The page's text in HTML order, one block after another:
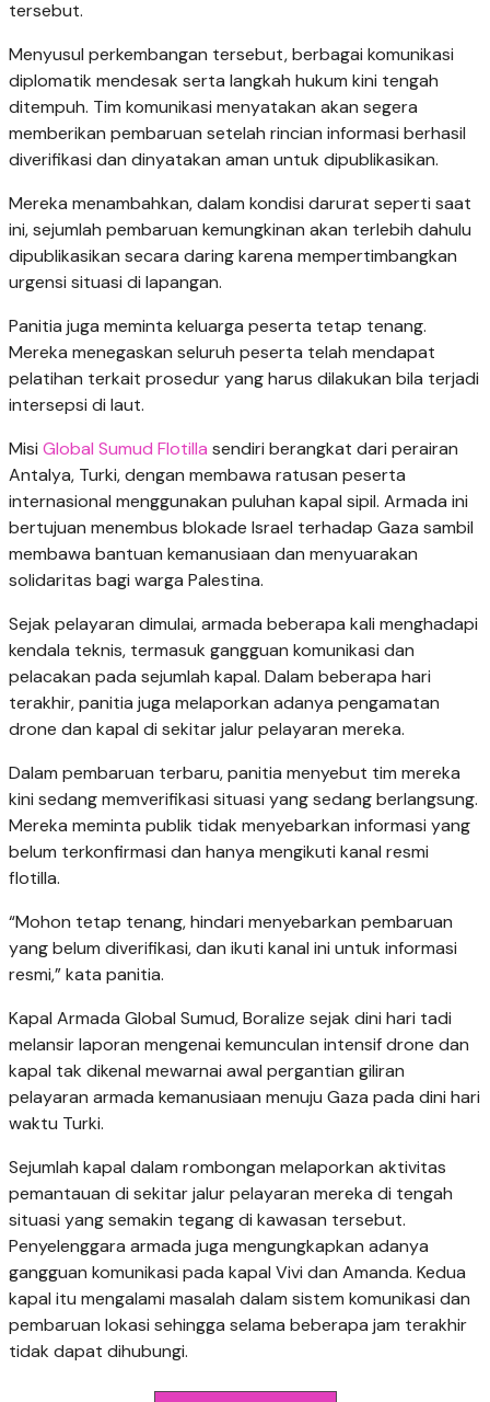
tersebut.
Menyusul perkembangan tersebut, berbagai komunikasi
diplomatik mendesak serta langkah hukum kini tengah
ditempuh. Tim komunikasi menyatakan akan segera
memberikan pembaruan setelah rincian informasi berhasil
diverifikasi dan dinyatakan aman untuk dipublikasikan.
Mereka menambahkan, dalam kondisi darurat seperti saat
ini, sejumlah pembaruan kemungkinan akan terlebih dahulu
dipublikasikan secara daring karena mempertimbangkan
urgensi situasi di lapangan.
Panitia juga meminta keluarga peserta tetap tenang.
Mereka menegaskan seluruh peserta telah mendapat
pelatihan terkait prosedur yang harus dilakukan bila terjadi
intersepsi di laut.
Misi Global Sumud Flotilla sendiri berangkat dari perairan
Antalya, Turki, dengan membawa ratusan peserta
internasional menggunakan puluhan kapal sipil. Armada ini
bertujuan menembus blokade Israel terhadap Gaza sambil
membawa bantuan kemanusiaan dan menyuarakan
solidaritas bagi warga Palestina.
Sejak pelayaran dimulai, armada beberapa kali menghadapi
kendala teknis, termasuk gangguan komunikasi dan
pelacakan pada sejumlah kapal. Dalam beberapa hari
terakhir, panitia juga melaporkan adanya pengamatan
drone dan kapal di sekitar jalur pelayaran mereka.
Dalam pembaruan terbaru, panitia menyebut tim mereka
kini sedang memverifikasi situasi yang sedang berlangsung.
Mereka meminta publik tidak menyebarkan informasi yang
belum terkonfirmasi dan hanya mengikuti kanal resmi
flotilla.
“Mohon tetap tenang, hindari menyebarkan pembaruan
yang belum diverifikasi, dan ikuti kanal ini untuk informasi
resmi,” kata panitia.
Kapal Armada Global Sumud, Boralize sejak dini hari tadi
melansir laporan mengenai kemunculan intensif drone dan
kapal tak dikenal mewarnai awal pergantian giliran
pelayaran armada kemanusiaan menuju Gaza pada dini hari
waktu Turki.
Sejumlah kapal dalam rombongan melaporkan aktivitas
pemantauan di sekitar jalur pelayaran mereka di tengah
situasi yang semakin tegang di kawasan tersebut.
Penyelenggara armada juga mengungkapkan adanya
gangguan komunikasi pada kapal Vivi dan Amanda. Kedua
kapal itu mengalami masalah dalam sistem komunikasi dan
pembaruan lokasi sehingga selama beberapa jam terakhir
tidak dapat dihubungi.